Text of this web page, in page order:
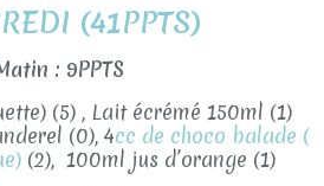
(41PPTS)
: 9PPTS
(5) , Lait écrémé 150ml (1)
(0), 4cc de choco balade (
(2), 100ml jus d’orange (1)